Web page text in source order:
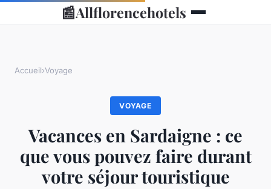
📰Allflorencehotels
Accueil›Voyage
VOYAGE
Vacances en Sardaigne : ce
que vous pouvez faire durant
votre séjour touristique